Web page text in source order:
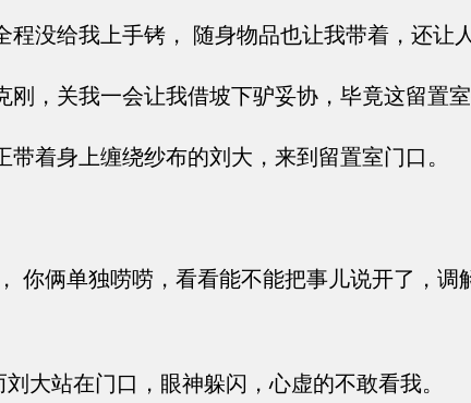
没给我上手铐， 随身物品也让我带着，还让
，关我一会让我借坡下驴妥协，毕竟这留置室
着身上缠绕纱布的刘大，来到留置室门口。
你俩单独唠唠，看看能不能把事儿说开了，调
大站在门口，眼神躲闪，心虚的不敢看我。